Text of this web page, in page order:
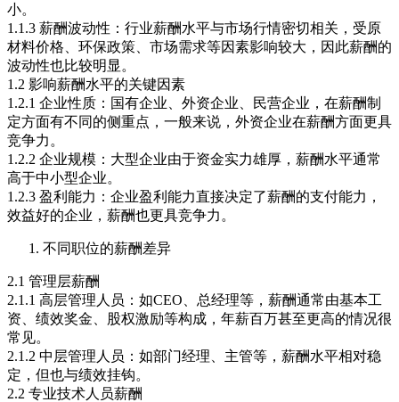
小。
1.1.3 薪酬波动性：行业薪酬水平与市场行情密切相关，受原
材料价格、环保政策、市场需求等因素影响较大，因此薪酬的
波动性也比较明显。
1.2 影响薪酬水平的关键因素
1.2.1 企业性质：国有企业、外资企业、民营企业，在薪酬制
定方面有不同的侧重点，一般来说，外资企业在薪酬方面更具
竞争力。
1.2.2 企业规模：大型企业由于资金实力雄厚，薪酬水平通常
高于中小型企业。
1.2.3 盈利能力：企业盈利能力直接决定了薪酬的支付能力，
效益好的企业，薪酬也更具竞争力。
不同职位的薪酬差异
2.1 管理层薪酬
2.1.1 高层管理人员：如CEO、总经理等，薪酬通常由基本工
资、绩效奖金、股权激励等构成，年薪百万甚至更高的情况很
常见。
2.1.2 中层管理人员：如部门经理、主管等，薪酬水平相对稳
定，但也与绩效挂钩。
2.2 专业技术人员薪酬